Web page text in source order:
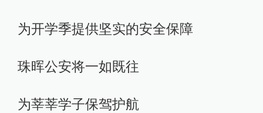
为开学季提供坚实的安全保障
珠晖公安将一如既往
为莘莘学子保驾护航